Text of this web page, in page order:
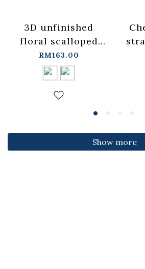
3D unfinished
floral scalloped
jeans, available in
two colors, sizes
S/M/L.
【04011891】in
stock+pre-order
RM163.00
in
Show more